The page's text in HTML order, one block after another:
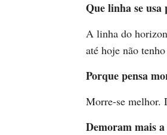
Que linha se usa
A linha do
até hoje não
Porque pensa
Morre-se melhor.
Demoram mais a